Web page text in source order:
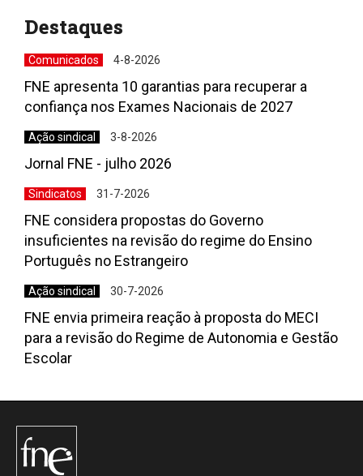
Destaques
Comunicados 4-8-2026
FNE apresenta 10 garantias para recuperar a
confiança nos Exames Nacionais de 2027
Ação sindical 3-8-2026
Jornal FNE - julho 2026
Sindicatos 31-7-2026
FNE considera propostas do Governo
insuficientes na revisão do regime do Ensino
Português no Estrangeiro
Ação sindical 30-7-2026
FNE envia primeira reação à proposta do MECI
para a revisão do Regime de Autonomia e Gestão
Escolar